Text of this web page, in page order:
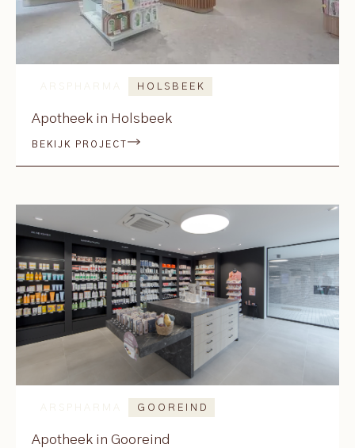
ARSPHARMA HOLSBEEK
Apotheek in Holsbeek
BEKIJK PROJECT
ARSPHARMA GOOREIND
Apotheek in Gooreind